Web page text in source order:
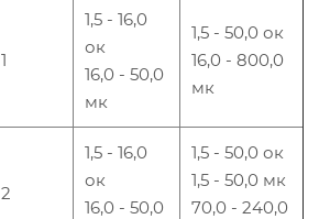
1
1,5 - 16,0
ок
16,0 - 50,0
мк
1,5 - 50,0 ок
16,0 - 800,0
мк
2
1,5 - 16,0
ок
16,0 - 50,0
1,5 - 50,0 ок
1,5 - 50,0 мк
70,0 - 240,0